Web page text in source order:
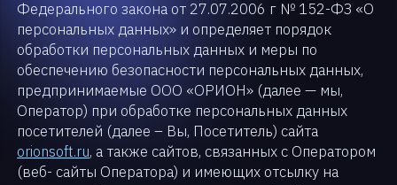
Федерального закона от 27.07.2006 г № 152-ФЗ «О
персональных данных» и определяет порядок
обработки персональных данных и меры по
обеспечению безопасности персональных данных,
предпринимаемые ООО «ОРИОН» (далее — мы,
Оператор) при обработке персональных данных
посетителей (далее – Вы, Посетитель) сайта
orionsoft.ru, а также сайтов, связанных с Оператором
(веб- сайты Оператора) и имеющих отсылку на